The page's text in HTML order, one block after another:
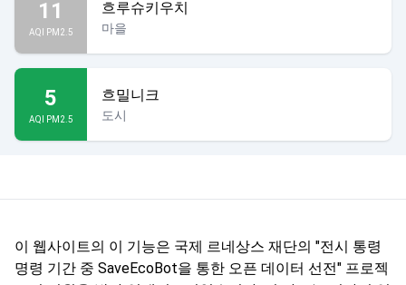
11
AQI PM2.5
흐루슈키우치
마을
5
AQI PM2.5
흐밀니크
도시
이 웹사이트의 이 기능은 국제 르네상스 재단의 "전시 통령
명령 기간 중 SaveEcoBot을 통한 오픈 데이터 선전" 프로젝